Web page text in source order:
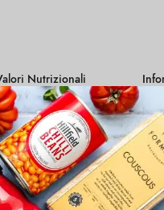
Nutrizionali
il 30% di grassi in meno